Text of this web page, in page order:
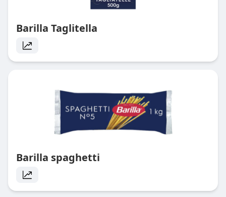
Barilla Taglitella
Barilla spaghetti